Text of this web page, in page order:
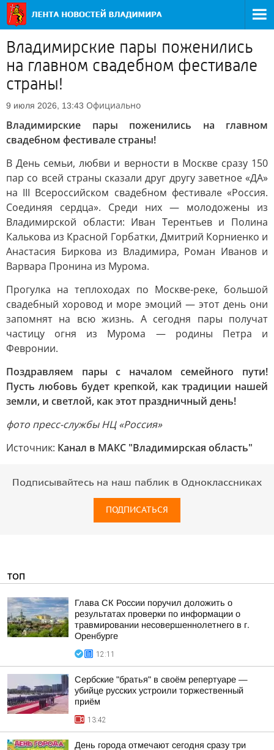
Владимирские пары поженились
на главном свадебном фестивале
страны!
9 июля 2026, 13:43 Официально
Владимирские пары поженились на главном
свадебном фестивале страны!
В День семьи, любви и верности в Москве сразу 150
пар со всей страны сказали друг другу заветное «ДА»
на III Всероссийском свадебном фестивале «Россия.
Соединяя сердца». Среди них — молодожены из
Владимирской области: Иван Терентьев и Полина
Калькова из Красной Горбатки, Дмитрий Корниенко и
Анастасия Биркова из Владимира, Роман Иванов и
Варвара Пронина из Мурома.
Прогулка на теплоходах по Москве-реке, большой
свадебный хоровод и море эмоций — этот день они
запомнят на всю жизнь. А сегодня пары получат
частицу огня из Мурома — родины Петра и
Февронии.
Поздравляем пары с началом семейного пути!
Пусть любовь будет крепкой, как традиции нашей
земли, и светлой, как этот праздничный день!
фото пресс-службы НЦ «Россия»
Источник: Канал в МАКС "Владимирская область"
Подписывайтесь на наш паблик в Одноклассниках
ПОДПИСАТЬСЯ
ТОП
Глава СК России поручил доложить о
результатах проверки по информации о
травмировании несовершеннолетнего в г.
Оренбурге
12:11
Сербские "братья" в своём репертуаре —
убийце русских устроили торжественный
приём
13:42
День города отмечают сегодня сразу три